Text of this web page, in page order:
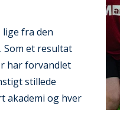
fra den
Som et resultat
har forvandlet
stillede
akademi og hver